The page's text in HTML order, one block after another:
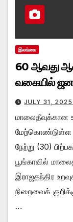
இலங்கை
60 ஆவது
வகையில்
JULY 31, 2025
மாலைதீவுக்கான
மேற்கொண்டுள்ள
நேற்று (30)
பூங்காவில்
இராஜதந்திர
நிறைவைக்
…